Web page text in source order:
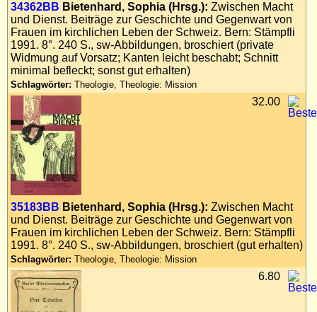
34362BB Bietenhard, Sophia (Hrsg.): Zwischen Macht
und Dienst. Beiträge zur Geschichte und Gegenwart von
Frauen im kirchlichen Leben der Schweiz. Bern: Stämpfli
1991. 8°. 240 S., sw-Abbildungen, broschiert (private
Widmung auf Vorsatz; Kanten leicht beschabt; Schnitt
minimal befleckt; sonst gut erhalten)
Schlagwörter: Theologie, Theologie: Mission
35183BB Bietenhard, Sophia (Hrsg.): Zwischen Macht
und Dienst. Beiträge zur Geschichte und Gegenwart von
Frauen im kirchlichen Leben der Schweiz. Bern: Stämpfli
1991. 8°. 240 S., sw-Abbildungen, broschiert (gut erhalten)
Schlagwörter: Theologie, Theologie: Mission
32.00
6.80